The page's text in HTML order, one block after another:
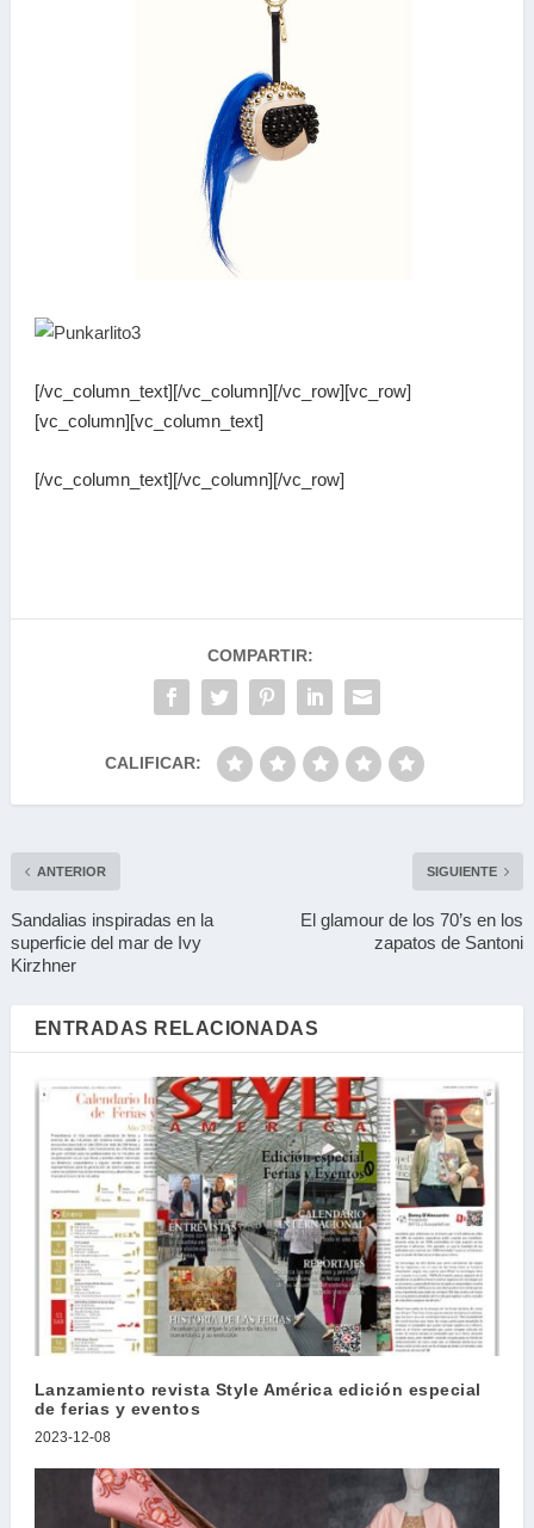
[/vc_column_text][/vc_column][/vc_row][vc_row]
[vc_column][vc_column_text]
[/vc_column_text][/vc_column][/vc_row]
COMPARTIR:
CALIFICAR:
ANTERIOR
Sandalias inspiradas en la
superficie del mar de Ivy
Kirzhner
SIGUIENTE
El glamour de los 70’s en los
zapatos de Santoni
ENTRADAS RELACIONADAS
Lanzamiento revista Style América edición especial
de ferias y eventos
2023-12-08
BOLETÍN Profesional
laModaenzapatos,bolsosy accesorios.
Email
Actividad
Ver Política de privacidad de Style America.
He leído y acepto la política de
privacidad
Ver Política de Privacidad